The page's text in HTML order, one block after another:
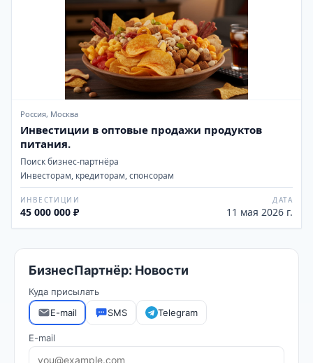
Россия, Москва
Инвестиции в оптовые продажи продуктов
питания.
Поиск бизнес-партнёра
Инвесторам, кредиторам, спонсорам
ИНВЕСТИЦИИ
45 000 000 ₽
ДАТА
11 мая 2026 г.